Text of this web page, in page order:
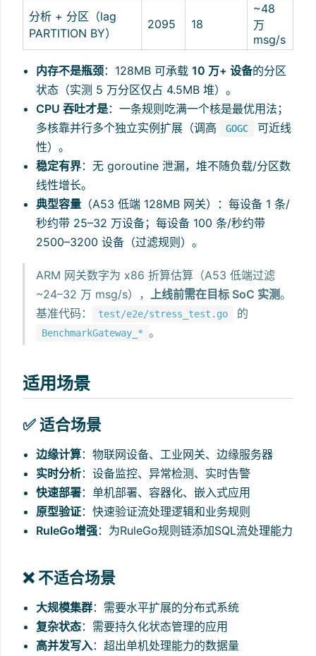
分析 + 分区（lag
PARTITION BY）
2095 18
~48
万
msg/s
内存不是瓶颈：128MB 可承载10 万+ 设备的分区
状态（实测 5 万分区仅占 4.5MB 堆）。
CPU 吞吐才是：一条规则吃满一个核是最优用法；
多核靠并行多个独立实例扩展（调高
GOGC
可近线
性）。
稳定有界：无 goroutine 泄漏，堆不随负载/分区数
线性增长。
典型容量 （A53 低端 128MB 网关）：每设备 1 条/
秒约带 25–32 万设备；每设备 100 条/秒约带
2500–3200 设备（过滤规则）。
ARM 网关数字为 x86 折算估算（A53 低端过滤
~24–32 万 msg/s），
上线前需在目标 SoC 实测。
基准代码：
test/e2e/stress_test.go 的
BenchmarkGateway_* 。
适用场景
✅ 适合场景
边缘计算：物联网设备、工业网关、边缘服务器
实时分析：设备监控、异常检测、实时告警
快速部署：单机部署、容器化、嵌入式应用
原型验证：快速验证流处理逻辑和业务规则
RuleGo增强：为RuleGo规则链添加SQL流处理能力
❌ 不适合场景
大规模集群：需要水平扩展的分布式系统
复杂状态：需要持久化状态管理的应用
高并发写入：超出单机处理能力的数据量